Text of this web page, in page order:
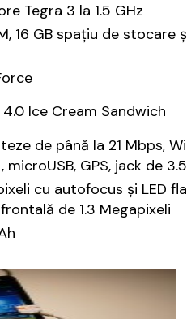
Tegra 3 la 1.5 GHz
16 GB spațiu de stocare
Ice Cream Sandwich
de până la 21 Mbps,
GPS, jack de
cu autofocus și LED
de 1.3 Megapixeli